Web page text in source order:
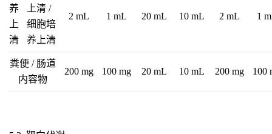
养
上
清
上清 /
细胞培
养上清
2 mL 1 mL 20 mL 10 mL 2 mL 1
粪便 / 肠道
内容物
200 mg 100 mg 20 mL 10 mL 200 mg 100